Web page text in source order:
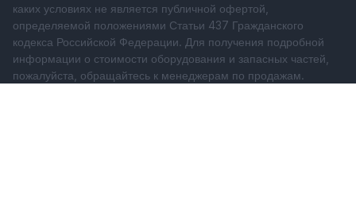
каких условиях не является публичной офертой,
определяемой положениями Статьи 437 Гражданского
кодекса Российской Федерации. Для получения подробной
информации о стоимости оборудования и запасных частей,
пожалуйста, обращайтесь к менеджерам по продажам.